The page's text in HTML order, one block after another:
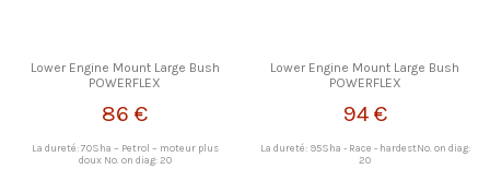
Lower Engine Mount Large Bush
POWERFLEX
86 €
La dureté: 70Sha – Petrol – moteur plus
doux No. on diag: 20
Lower Engine Mount Large Bush
POWERFLEX
94 €
La dureté: 95Sha - Race - hardestNo. on diag:
20